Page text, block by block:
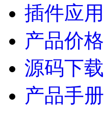
插件应用
产品价格
源码下载
产品手册